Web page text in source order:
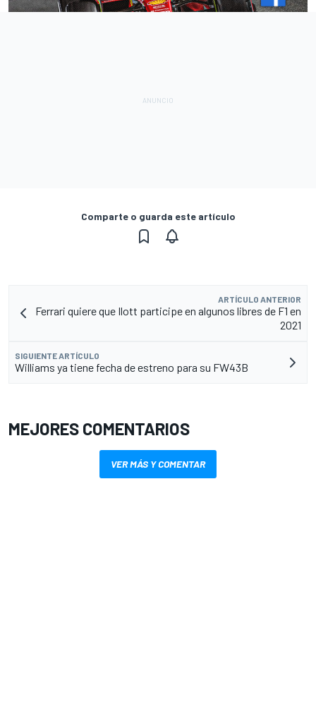
Comparte o guarda este artículo
ARTÍCULO ANTERIOR
Ferrari quiere que Ilott participe en algunos libres de F1 en
2021
SIGUIENTE ARTÍCULO
Williams ya tiene fecha de estreno para su FW43B
MEJORES COMENTARIOS
VER MÁS Y COMENTAR